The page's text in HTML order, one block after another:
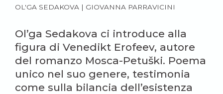
OL'GA SEDAKOVA | GIOVANNA PARRAVICINI
Ol’ga Sedakova ci introduce alla
figura di Venedikt Erofeev, autore
del romanzo Mosca-Petuški. Poema
unico nel suo genere, testimonia
come sulla bilancia dell’esistenza